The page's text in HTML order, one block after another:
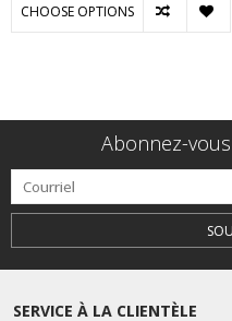
CHOOSE OPTIONS
Abonnez-
SERVICE À LA CLIENTÈLE